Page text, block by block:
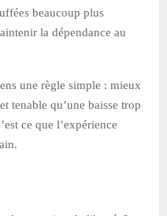
beaucoup plus
la dépendance au
une règle simple : mieux
tenable qu’une baisse trop
ce que l’expérience